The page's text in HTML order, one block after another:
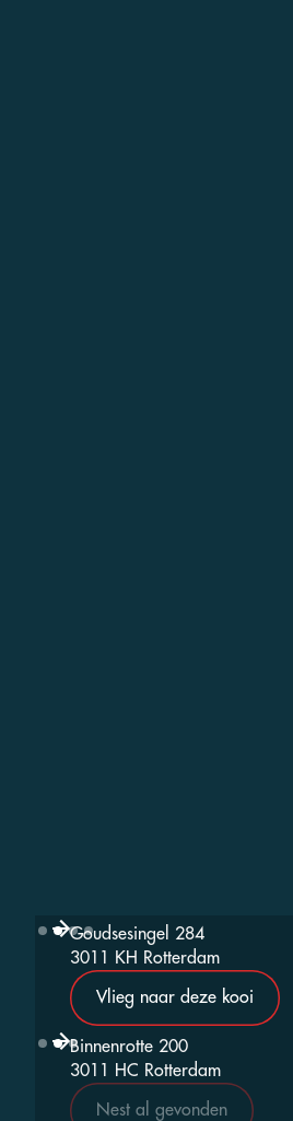
Goudsesingel 284
3011 KH Rotterdam
Vlieg naar deze kooi
Slide 2 of 4.
Binnenrotte 200
3011 HC Rotterdam
Nest al gevonden
Slide 2 of 3.